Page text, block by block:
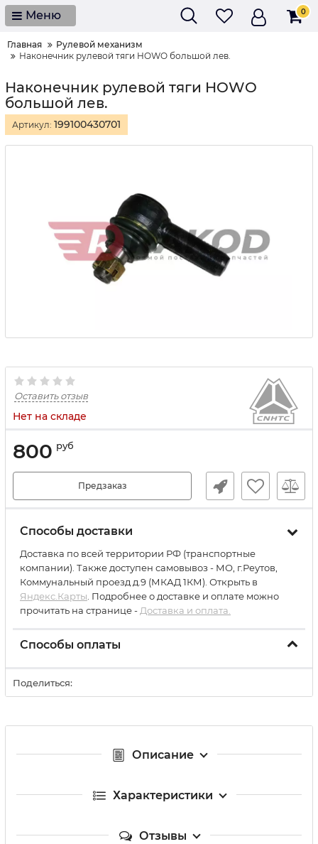
Меню 0
Главная
Рулевой механизм
Наконечник рулевой тяги HOWO большой лев.
Наконечник рулевой тяги HOWO
большой лев.
Артикул: 199100430701
Оставить отзыв
Нет на складе
800 руб
Предзаказ
Способы доставки
Доставка по всей территории РФ (транспортные
компании). Также доступен самовывоз - МО, г.Реутов,
Коммунальный проезд д.9 (МКАД 1КМ). Открыть в
Яндекс.Карты . Подробнее о доставке и оплате можно
прочитать на странице - Доставка и оплата.
Способы оплаты
Поделиться:
Описание
Характеристики
Отзывы